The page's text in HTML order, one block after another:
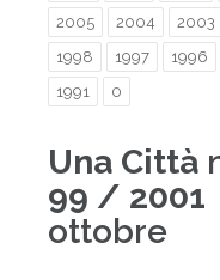
2005
2004 2003
1998
1997 1996
1991
0
Una Città
99 / 2001
ottobre